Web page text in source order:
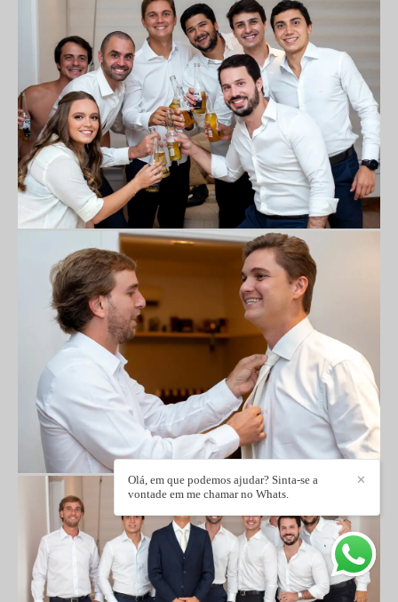
✕
Olá, em que podemos ajudar? Sinta-se a
vontade em me chamar no Whats.